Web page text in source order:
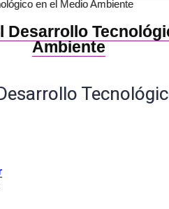
en el Medio Ambiente
Desarrollo
Ambiente